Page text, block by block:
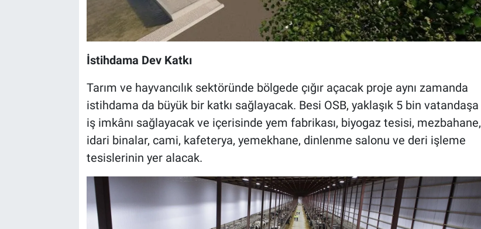
İstihdama Dev Katkı
Tarım ve hayvancılık sektöründe bölgede çığır açacak proje aynı zamanda
istihdama da büyük bir katkı sağlayacak. Besi OSB, yaklaşık 5 bin vatandaşa
iş imkânı sağlayacak ve içerisinde yem fabrikası, biyogaz tesisi, mezbahane,
idari binalar, cami, kafeterya, yemekhane, dinlenme salonu ve deri işleme
tesislerinin yer alacak.